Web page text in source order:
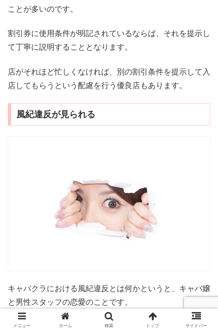
ことが多いのです。
割引券に使用条件が明記されているならば、それを提示し
て丁寧に説明することとなります。
店がそれほど忙しくなければ、別の割引条件を提示して入
店してもらうという配慮を行う優良店もあります。
風紀違反が見られる
キャバクラにおける風紀違反とは何かというと、キャバ嬢
と男性スタッフの恋愛のことです。
色々な会社で社内恋愛はありますが、キャバクラは別で
メニュー ホーム 検索 トップ サイドバー